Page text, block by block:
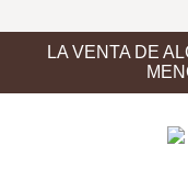
LA VENTA DE